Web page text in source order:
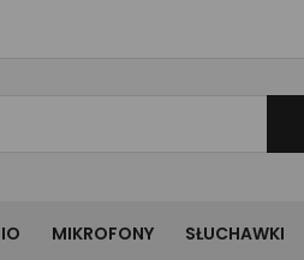
MIKROFONY SŁUCHAWKI